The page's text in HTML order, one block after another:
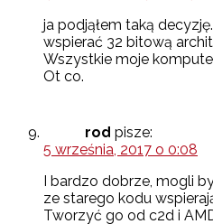
ja podjąłem taką
wspierać 32 bitową
Wszystkie moje
Ot co.
rod pisze:
5 września, 2017 o 0:08
I bardzo dobrze, mogli
ze starego kodu
Tworzyć go od c2d i